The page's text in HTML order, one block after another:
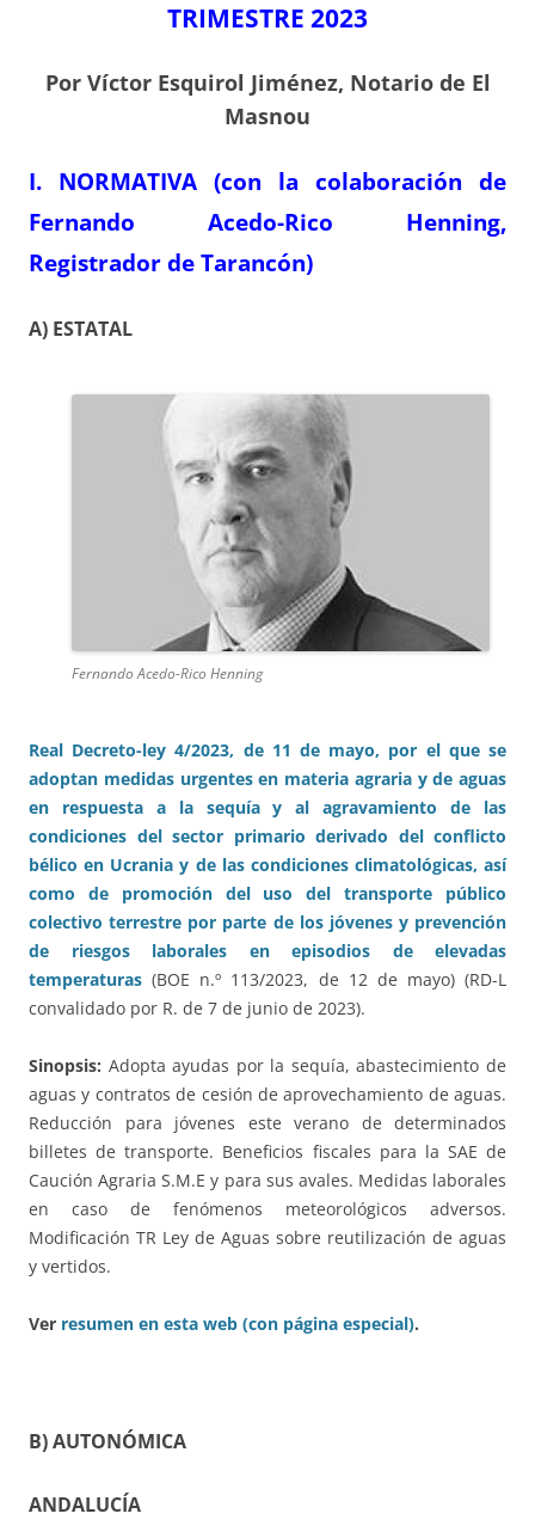
TRIMESTRE 2023
Por Víctor Esquirol Jiménez, Notario de El
Masnou
I. NORMATIVA (con la colaboración de
Fernando Acedo-Rico Henning,
Registrador de Tarancón)
A) ESTATAL
Fernando Acedo-Rico Henning
Real Decreto-ley 4/2023, de 11 de mayo, por el que se
adoptan medidas urgentes en materia agraria y de aguas
en respuesta a la sequía y al agravamiento de las
condiciones del sector primario derivado del conflicto
bélico en Ucrania y de las condiciones climatológicas, así
como de promoción del uso del transporte público
colectivo terrestre por parte de los jóvenes y prevención
de riesgos laborales en episodios de elevadas
temperaturas (BOE n.º 113/2023, de 12 de mayo) (RD-L
convalidado por R. de 7 de junio de 2023).
Sinopsis: Adopta ayudas por la sequía, abastecimiento de
aguas y contratos de cesión de aprovechamiento de aguas.
Reducción para jóvenes este verano de determinados
billetes de transporte. Beneficios fiscales para la SAE de
Caución Agraria S.M.E y para sus avales. Medidas laborales
en caso de fenómenos meteorológicos adversos.
Modificación TR Ley de Aguas sobre reutilización de aguas
y vertidos.
Ver resumen en esta web (con página especial).
B) AUTONÓMICA
ANDALUCÍA